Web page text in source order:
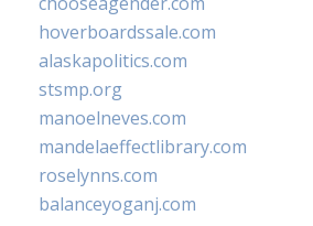
hoverboardssale.com
alaskapolitics.com
stsmp.org
manoelneves.com
mandelaeffectlibrary.com
roselynns.com
balanceyoganj.com